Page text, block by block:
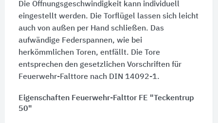
Die Öffnungsgeschwindigkeit kann individuell
eingestellt werden. Die Torflügel lassen sich leicht
auch von außen per Hand schließen. Das
aufwändige Federspannen, wie bei
herkömmlichen Toren, entfällt. Die Tore
entsprechen den gesetzlichen Vorschriften für
Feuerwehr-Falttore nach DIN 14092-1.
Eigenschaften Feuerwehr-Falttor FE "Teckentrup
50"